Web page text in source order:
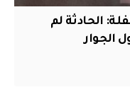
الحادثة لم
الجوار